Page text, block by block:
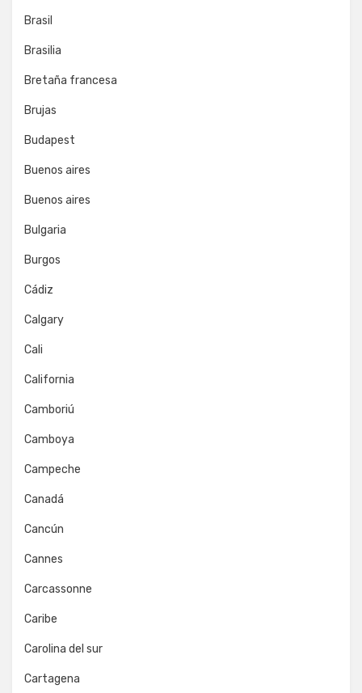
Brasil
Brasilia
Bretaña francesa
Brujas
Budapest
Buenos aires
Buenos aires
Bulgaria
Burgos
Cádiz
Calgary
Cali
California
Camboriú
Camboya
Campeche
Canadá
Cancún
Cannes
Carcassonne
Caribe
Carolina del sur
Cartagena